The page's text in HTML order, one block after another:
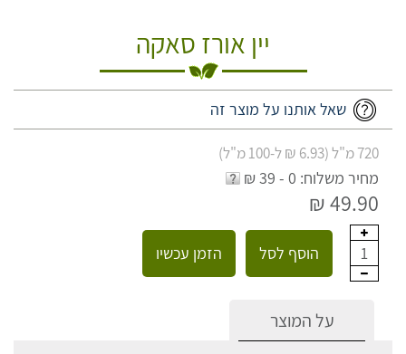
יין אורז סאקה
שאל אותנו על מוצר זה
720 מ"ל (6.93 ₪ ל-100 מ"ל)
מחיר משלוח: 0 - 39 ₪
49.90 ₪
1 הוסף לסל הזמן עכשיו
על המוצר